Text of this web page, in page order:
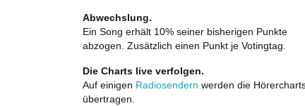
Abwechslung.
Ein Song erhält 10% seiner bisherigen Punkte
abzogen. Zusätzlich einen Punkt je Votingtag.
Die Charts live verfolgen.
Auf einigen Radiosendern werden die
übertragen.